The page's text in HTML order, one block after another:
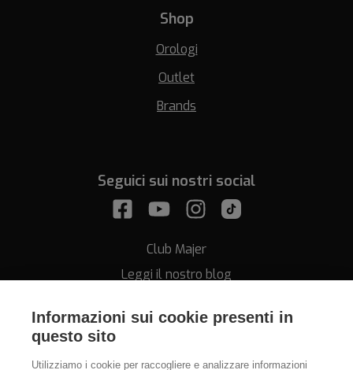
Informazioni sui cookie presenti in
questo sito
Utilizziamo i cookie per raccogliere e analizzare informazioni
Shop
Orologi
Outlet
Brands
Seguici sui nostri social
Club Majer
Leggi il nostro blog